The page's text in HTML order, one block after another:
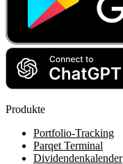
Produkte
Portfolio-Tracking
Parqet Terminal
Dividendenkalender